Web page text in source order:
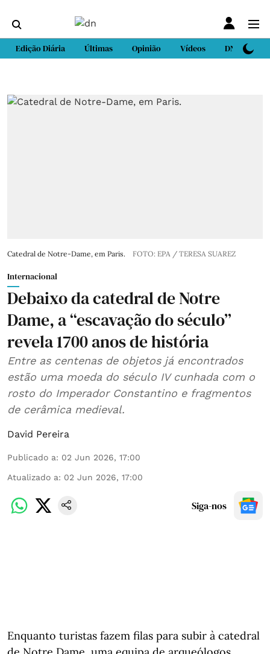
Edição Diária Últimas Opinião Vídeos DN Sport
Catedral de Notre-Dame, em Paris. FOTO: EPA / TERESA SUAREZ
Internacional
Debaixo da catedral de Notre
Dame, a “escavação do século”
revela 1700 anos de história
Entre as centenas de objetos já encontrados
estão uma moeda do século IV cunhada com o
rosto do Imperador Constantino e fragmentos
de cerâmica medieval.
David Pereira
Publicado a: 02 Jun 2026, 17:00
Atualizado a: 02 Jun 2026, 17:00
Siga-nos
Enquanto turistas fazem filas para subir à catedral